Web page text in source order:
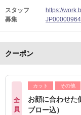
スタッフ
募集
https://
クーポン
全
員
カット その他
お顔に合わせた
ブロー込）